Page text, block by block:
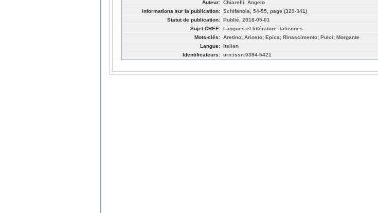
Auteur: Chiarelli, Angelo
Informations sur la publication: Schifanoia, 54-55, page (329-341)
Statut de publication: Publié, 2018-05-01
Sujet CREF: Langues et littérature italiennes
Mots-clés: Aretino; Ariosto; Epica; Rinascimento; Pulci; Morgante
Langue: Italien
Identificateurs: urn:issn:0394-5421